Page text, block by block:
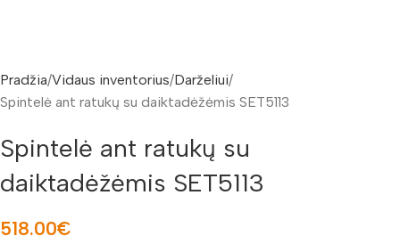
Pradžia Vidaus inventorius Darželiui
Spintelė ant ratukų su daiktadėžėmis SET5113
Spintelė ant ratukų su
daiktadėžėmis SET5113
518.00€